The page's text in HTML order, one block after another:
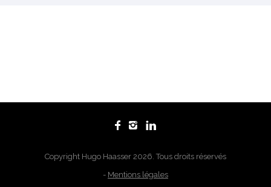
Copyright Hugo Haasser 2026. Tous droits réservés
- Mentions légales